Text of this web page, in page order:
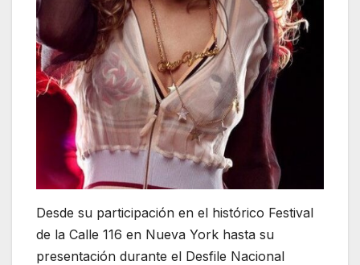
Desde su participación en el histórico Festival
de la Calle 116 en Nueva York hasta su
presentación durante el Desfile Nacional